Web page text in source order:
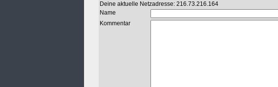
Deine aktuelle Netzadresse: 216.73.216.164
Name
Kommentar